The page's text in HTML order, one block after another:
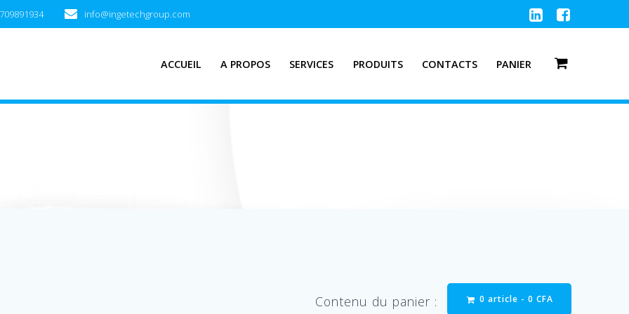
info@ingetechgroup.com
ACCUEIL A PROPOS SERVICES PRODUITS CONTACTS PANIER
Contenu du panier : 0 article - 0 CFA